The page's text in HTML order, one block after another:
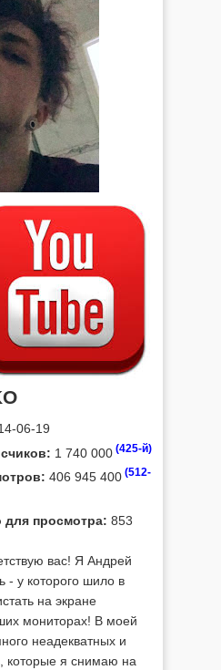
06-19
1 740 000 (425-й)
406 945 400 (512-
для просмотра: 853
вас! Я Андрей
- у которого шило в
на экране
мониторах! В моей
неадекватных и
которые я снимаю на